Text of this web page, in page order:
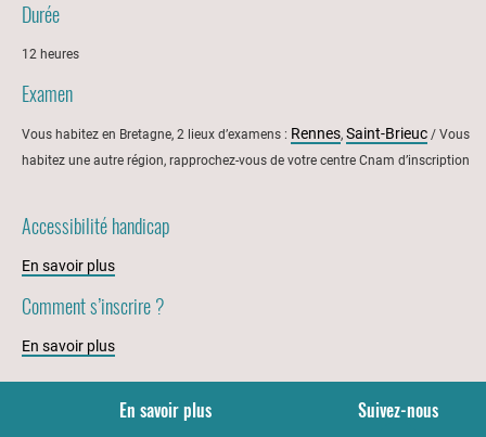
Durée
12 heures
Examen
Vous habitez en Bretagne, 2 lieux d’examens : Rennes, Saint-Brieuc / Vous
habitez une autre région, rapprochez-vous de votre centre Cnam d’inscription
Accessibilité handicap
En savoir plus
Comment s’inscrire ?
En savoir plus
En savoir plus Suivez-nous